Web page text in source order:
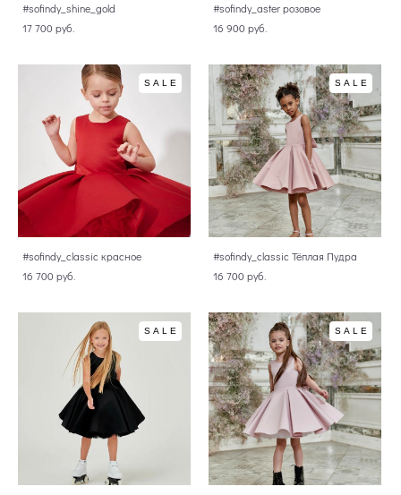
#sofindy_shine_gold
17 700 pуб.
#sofindy_aster розовое
16 900 pуб.
SALE
#sofindy_classic красное
16 700 pуб.
SALE
#sofindy_classic Тёплая Пудра
16 700 pуб.
SALE SALE